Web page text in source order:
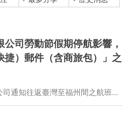
司勞動節假期停航影響，
捷）郵件（含商旅包）」之
通知往返臺灣至福州間之航班...